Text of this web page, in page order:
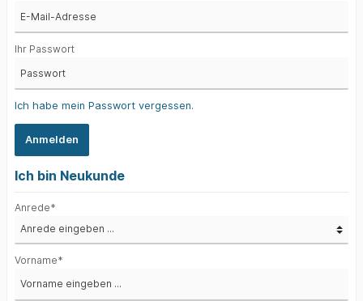
Ihr Passwort
Ich habe mein Passwort vergessen.
Anmelden
Ich bin Neukunde
Anrede*
Vorname*